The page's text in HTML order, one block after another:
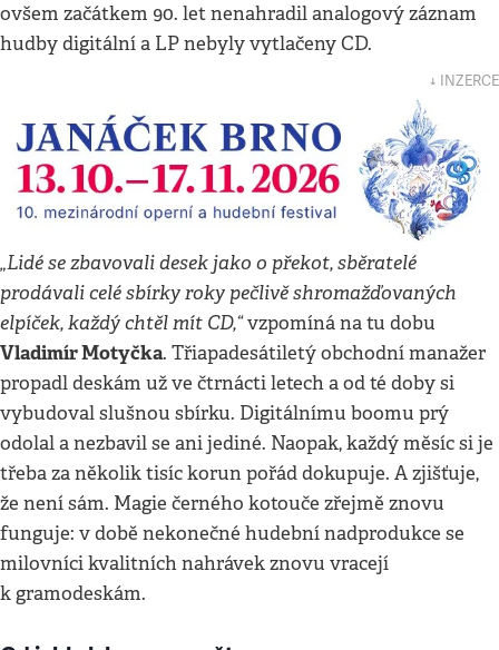
ovšem začátkem 90. let nenahradil analogový záznam
hudby digitální a LP nebyly vytlačeny CD.
↓ INZERCE
„Lidé se zbavovali desek jako o překot, sběratelé
prodávali celé sbírky roky pečlivě shromažďovaných
elpíček, každý chtěl mít CD,“vzpomíná na tu dobu
Vladimír Motyčka. Třiapadesátiletý obchodní manažer
propadl deskám už ve čtrnácti letech a od té doby si
vybudoval slušnou sbírku. Digitálnímu boomu prý
odolal a nezbavil se ani jediné. Naopak, každý měsíc si je
třeba za několik tisíc korun pořád dokupuje. A zjišťuje,
že není sám. Magie černého kotouče zřejmě znovu
funguje: v době nekonečné hudební nadprodukce se
milovníci kvalitních nahrávek znovu vracejí
k gramodeskám.